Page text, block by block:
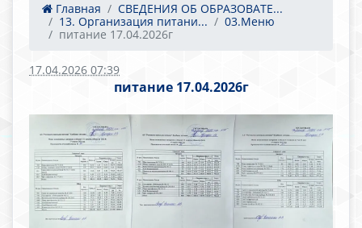
Главная
СВЕДЕНИЯ ОБ ОБРАЗОВАТЕ...
13. Организация питани...
03.Меню
питание 17.04.2026г
17.04.2026 07:39
питание 17.04.2026г